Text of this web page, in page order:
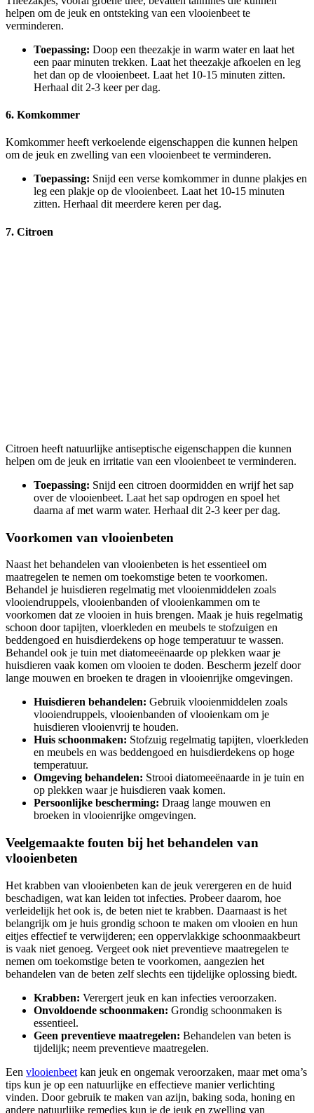
helpen om de jeuk en ontsteking van een vlooienbeet te
verminderen.
Toepassing: Doop een theezakje in warm water en laat het
een paar minuten trekken. Laat het theezakje afkoelen en leg
het dan op de vlooienbeet. Laat het 10-15 minuten zitten.
Herhaal dit 2-3 keer per dag.
6. Komkommer
Komkommer heeft verkoelende eigenschappen die kunnen helpen
om de jeuk en zwelling van een vlooienbeet te verminderen.
Toepassing: Snijd een verse komkommer in dunne plakjes en
leg een plakje op de vlooienbeet. Laat het 10-15 minuten
zitten. Herhaal dit meerdere keren per dag.
7. Citroen
Citroen heeft natuurlijke antiseptische eigenschappen die kunnen
helpen om de jeuk en irritatie van een vlooienbeet te verminderen.
Toepassing: Snijd een citroen doormidden en wrijf het sap
over de vlooienbeet. Laat het sap opdrogen en spoel het
daarna af met warm water. Herhaal dit 2-3 keer per dag.
Voorkomen van vlooienbeten
Naast het behandelen van vlooienbeten is het essentieel om
maatregelen te nemen om toekomstige beten te voorkomen.
Behandel je huisdieren regelmatig met vlooienmiddelen zoals
vlooiendruppels, vlooienbanden of vlooienkammen om te
voorkomen dat ze vlooien in huis brengen. Maak je huis regelmatig
schoon door tapijten, vloerkleden en meubels te stofzuigen en
beddengoed en huisdierdekens op hoge temperatuur te wassen.
Behandel ook je tuin met diatomeeënaarde op plekken waar je
huisdieren vaak komen om vlooien te doden. Bescherm jezelf door
lange mouwen en broeken te dragen in vlooienrijke omgevingen.
Huisdieren behandelen: Gebruik vlooienmiddelen zoals
vlooiendruppels, vlooienbanden of vlooienkam om je
huisdieren vlooienvrij te houden.
Huis schoonmaken: Stofzuig regelmatig tapijten, vloerkleden
en meubels en was beddengoed en huisdierdekens op hoge
temperatuur.
Omgeving behandelen: Strooi diatomeeënaarde in je tuin en
op plekken waar je huisdieren vaak komen.
Persoonlijke bescherming: Draag lange mouwen en
broeken in vlooienrijke omgevingen.
Veelgemaakte fouten bij het behandelen van
vlooienbeten
Het krabben van vlooienbeten kan de jeuk verergeren en de huid
beschadigen, wat kan leiden tot infecties. Probeer daarom, hoe
verleidelijk het ook is, de beten niet te krabben. Daarnaast is het
belangrijk om je huis grondig schoon te maken om vlooien en hun
eitjes effectief te verwijderen; een oppervlakkige schoonmaakbeurt
is vaak niet genoeg. Vergeet ook niet preventieve maatregelen te
nemen om toekomstige beten te voorkomen, aangezien het
behandelen van de beten zelf slechts een tijdelijke oplossing biedt.
Krabben: Verergert jeuk en kan infecties veroorzaken.
Onvoldoende schoonmaken: Grondig schoonmaken is
essentieel.
Geen preventieve maatregelen: Behandelen van beten is
tijdelijk; neem preventieve maatregelen.
Een vlooienbeet kan jeuk en ongemak veroorzaken, maar met oma’s
tips kun je op een natuurlijke en effectieve manier verlichting
vinden. Door gebruik te maken van azijn, baking soda, honing en
andere natuurlijke remedies kun je de jeuk en zwelling van